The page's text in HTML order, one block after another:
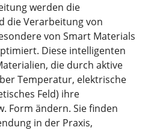
werden die
die Verarbeitung von
von Smart Materials
Diese intelligenten
die durch aktive
Temperatur, elektrische
Feld) ihre
Form ändern. Sie finden
in der Praxis,